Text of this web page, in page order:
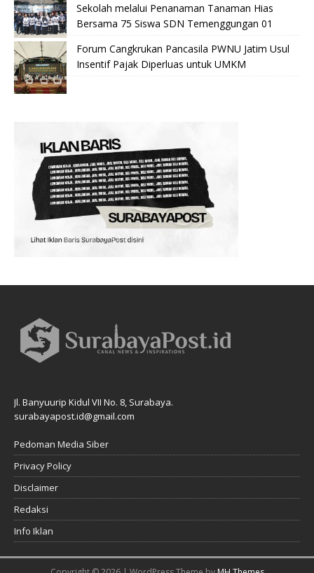
Sekolah melalui Penanaman Tanaman Hias
Bersama 75 Siswa SDN Temenggungan 01
Forum Cangkrukan Pancasila PWNU Jatim Usul
Insentif Pajak Diperluas untuk UMKM
Jl. Banyuurip Kidul VII No. 8, Surabaya.
surabayapost.id@gmail.com
Pedoman Media Siber
Privacy Policy
Disclaimer
Redaksi
Info Iklan